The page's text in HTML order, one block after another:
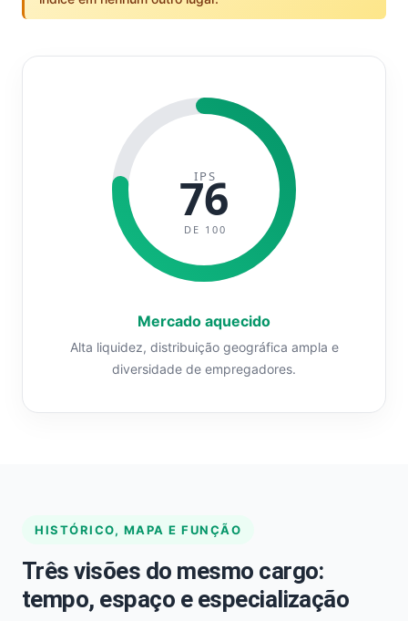
IPS
76
DE 100
Mercado aquecido
Alta liquidez, distribuição geográfica ampla e
diversidade de empregadores.
HISTÓRICO, MAPA E FUNÇÃO
Três visões do mesmo cargo:
tempo, espaço e especialização